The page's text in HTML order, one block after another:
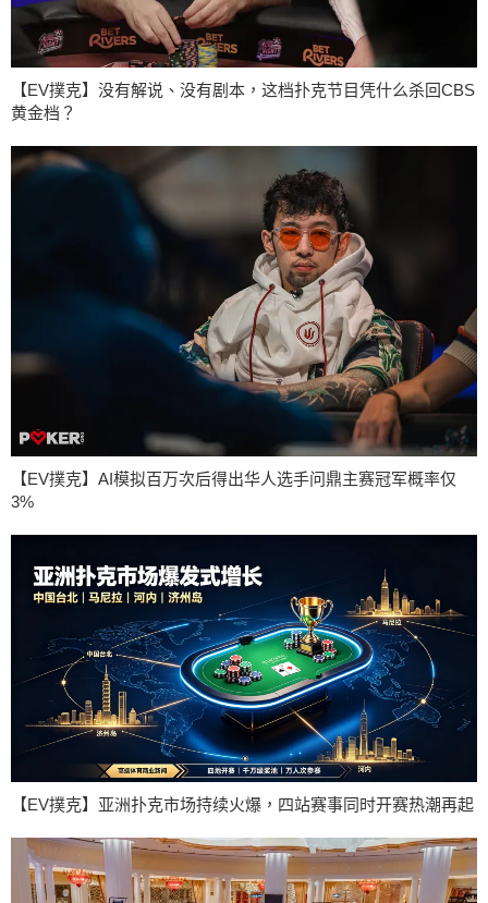
【EV撲克】没有解说、没有剧本，这档扑克节目凭什么杀回CBS
黄金档？
【EV撲克】AI模拟百万次后得出华人选手问鼎主赛冠军概率仅
3%
【EV撲克】亚洲扑克市场持续火爆，四站赛事同时开赛热潮再起